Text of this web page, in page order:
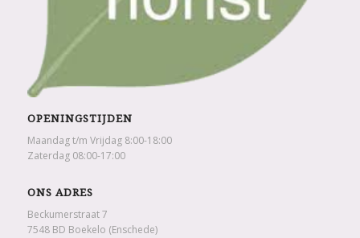
OPENINGSTIJDEN
Maandag t/m Vrijdag 8:00-18:00
Zaterdag 08:00-17:00
ONS ADRES
Beckumerstraat 7
7548 BD Boekelo (Enschede)